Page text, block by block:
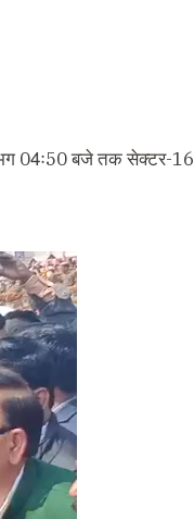
04ः50 बजे तक सेक्टर-16